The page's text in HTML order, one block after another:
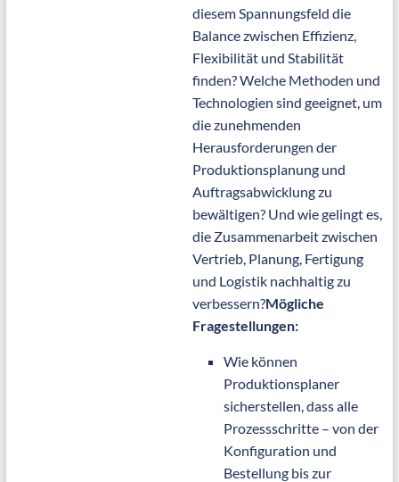
diesem Spannungsfeld die
Balance zwischen Effizienz,
Flexibilität und Stabilität
finden? Welche Methoden und
Technologien sind geeignet, um
die zunehmenden
Herausforderungen der
Produktionsplanung und
Auftragsabwicklung zu
bewältigen? Und wie gelingt es,
die Zusammenarbeit zwischen
Vertrieb, Planung, Fertigung
und Logistik nachhaltig zu
verbessern?Mögliche
Fragestellungen:
Wie können
Produktionsplaner
sicherstellen, dass alle
Prozessschritte – von der
Konfiguration und
Bestellung bis zur